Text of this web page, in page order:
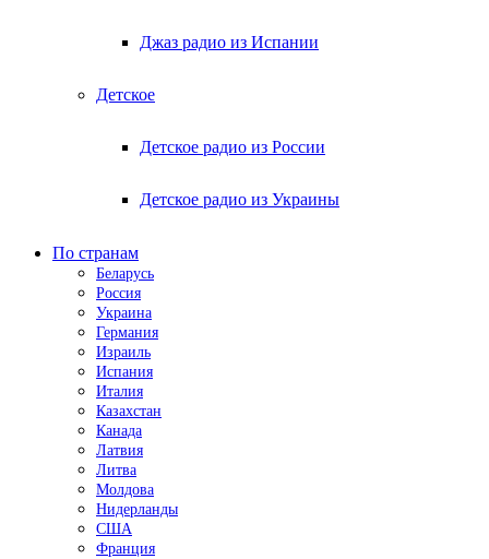
Джаз радио из Испании
Детское
Детское радио из России
Детское радио из Украины
По странам
Беларусь
Россия
Украина
Германия
Израиль
Испания
Италия
Казахстан
Канада
Латвия
Литва
Молдова
Нидерланды
США
Франция